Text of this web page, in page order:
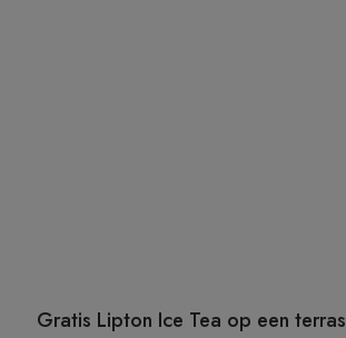
Gratis Lipton Ice Tea op een terras